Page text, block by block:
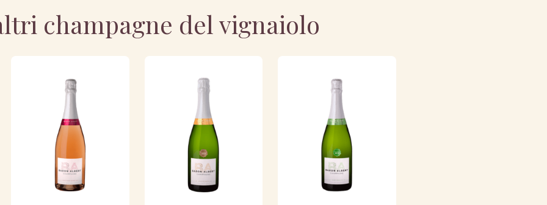
champagne del vignaiolo